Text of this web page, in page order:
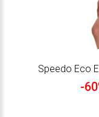
Speedo Eco
-